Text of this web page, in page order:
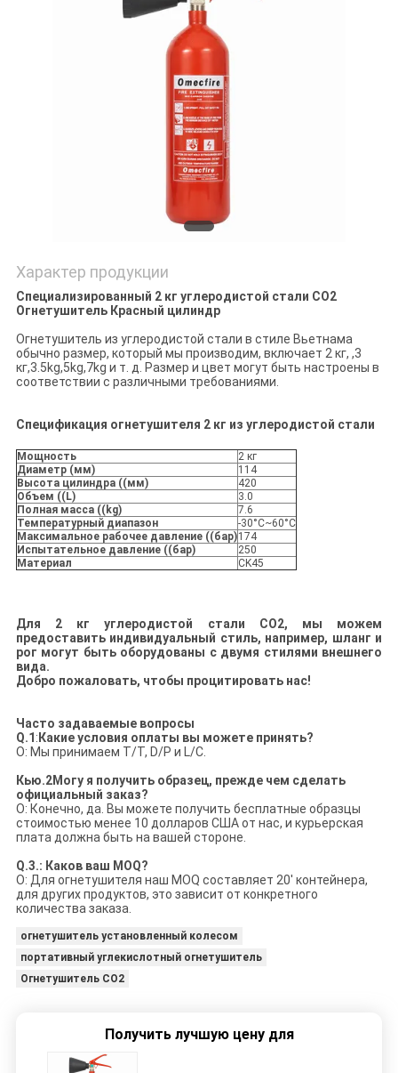
КОНФИДЕНЦИАЛЬНОСТИ
Характер продукции
Специализированный 2 кг углеродистой стали CO2
Огнетушитель Красный цилиндр
Огнетушитель из углеродистой стали в стиле Вьетнама
обычно размер, который мы производим, включает 2 кг, ,3
кг,3.5kg,5kg,7kg и т. д. Размер и цвет могут быть настроены в
соответствии с различными требованиями.
Спецификация огнетушителя 2 кг из углеродистой стали
Мощность
2 кг
Диаметр (мм)
114
Высота цилиндра ((мм)
420
Объем ((L)
3.0
Полная масса ((kg)
7.6
Температурный диапазон
-30°C~60°C
Максимальное рабочее давление ((бар)174
Испытательное давление ((бар)
250
Материал
CK45
Для 2 кг углеродистой стали CO2, мы можем
предоставить индивидуальный стиль, например, шланг и
рог могут быть оборудованы с двумя стилями внешнего
вида.
Добро пожаловать, чтобы процитировать нас!
Часто задаваемые вопросы
Q.1 : Какие условия оплаты вы можете принять?
О: Мы принимаем T/T, D/P и L/C.
Кью.2Могу я получить образец, прежде чем сделать
официальный заказ?
О: Конечно, да. Вы можете получить бесплатные образцы
стоимостью менее 10 долларов США от нас, и курьерская
плата должна быть на вашей стороне.
Q.3.: Каков ваш MOQ?
О: Для огнетушителя наш MOQ составляет 20' контейнера,
для других продуктов, это зависит от конкретного
количества заказа.
огнетушитель установленный колесом
портативный углекислотный огнетушитель
Огнетушитель СО2
Получить лучшую цену для